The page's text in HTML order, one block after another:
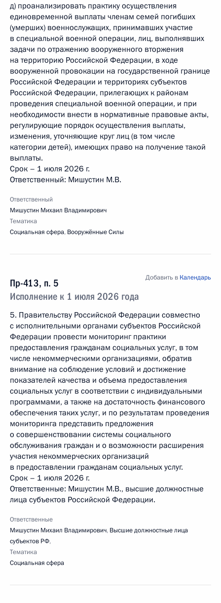
д) проанализировать практику осуществления
единовременной выплаты членам семей погибших
(умерших) военнослужащих, принимавших участие
в специальной военной операции, лиц, выполнявших
задачи по отражению вооруженного вторжения
на территорию Российской Федерации, в ходе
вооруженной провокации на государственной границе
Российской Федерации и территориях субъектов
Российской Федерации, прилегающих к районам
проведения специальной военной операции, и при
необходимости внести в нормативные правовые акты,
регулирующие порядок осуществления выплаты,
изменения, уточняющие круг лиц (в том числе
категории детей), имеющих право на получение такой
выплаты.
Срок – 1 июля 2026 г.
Ответственный: Мишустин М.В.
Ответственный
Мишустин Михаил Владимирович
Тематика
Социальная сфера, Вооружённые Силы
Пр-413, п. 5
Исполнение к 1 июля 2026 года
Добавить в Календарь
5. Правительству Российской Федерации совместно
с исполнительными органами субъектов Российской
Федерации провести мониторинг практики
предоставления гражданам социальных услуг, в том
числе некоммерческими организациями, обратив
внимание на соблюдение условий и достижение
показателей качества и объема предоставления
социальных услуг в соответствии с индивидуальными
программами, а также на достаточность финансового
обеспечения таких услуг, и по результатам проведения
мониторинга представить предложения
о совершенствовании системы социального
обслуживания граждан и о возможности расширения
участия некоммерческих организаций
в предоставлении гражданам социальных услуг.
Срок – 1 июля 2026 г.
Ответственные: Мишустин М.В., высшие должностные
лица субъектов Российской Федерации.
Ответственные
Мишустин Михаил Владимирович, Высшие должностные лица
субъектов РФ,
Тематика
Социальная сфера